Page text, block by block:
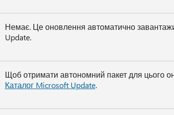
Немає. Це оновлення автоматично
Update.
Щоб отримати автономний пакет для цього
Каталог Microsoft Update.